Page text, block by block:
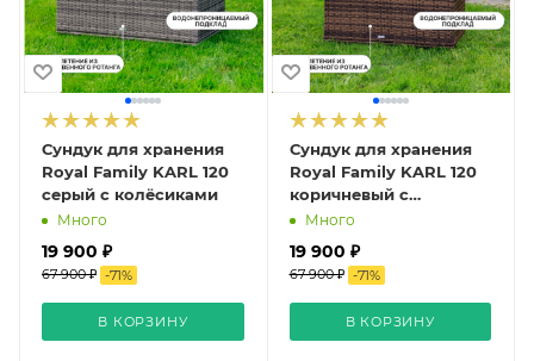
Сундук для хранения
Royal Family KARL 120
серый с колёсиками
Много
19 900 ₽
67 900 ₽ -71%
В КОРЗИНУ
Сундук для хранения
Royal Family KARL 120
коричневый с
колёсиками
Много
19 900 ₽
67 900 ₽ -71%
В КОРЗИНУ